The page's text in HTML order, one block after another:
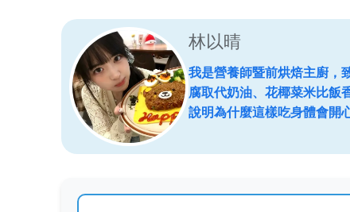
林以晴
我是營養師暨前烘焙主廚，
腐取代奶油、花椰菜米比飯
說明為什麼這樣吃身體會開